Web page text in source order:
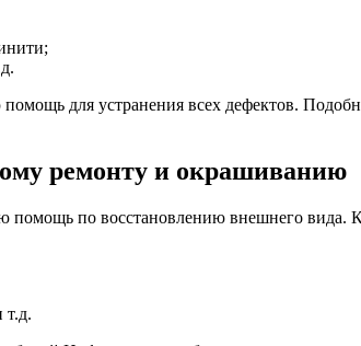
для устранения всех дефектов.
ремонту и окрашиванию
помощь по восстановлению внешнего
т.д.